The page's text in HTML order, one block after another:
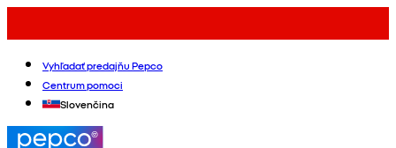
Vyhľadať predajňu Pepco
Centrum pomoci
Slovenčina